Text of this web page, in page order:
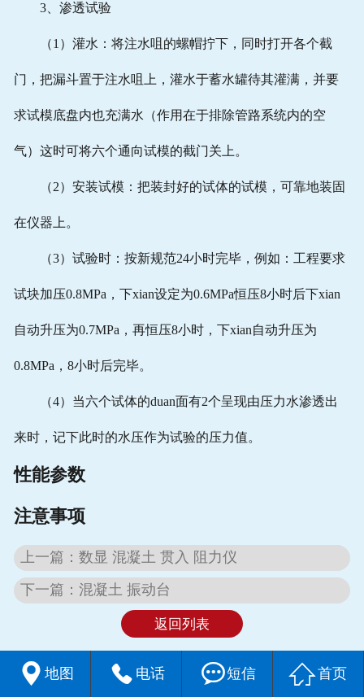
3、渗透试验
（1）灌水：将注水咀的螺帽拧下，同时打开各个截
门，把漏斗置于注水咀上，灌水于蓄水罐待其灌满，并要
求试模底盘内也充满水（作用在于排除管路系统内的空
气）这时可将六个通向试模的截门关上。
（2）安装试模：把装封好的试体的试模，可靠地装固
在仪器上。
（3）试验时：按新规范24小时完毕，例如：工程要求
试块加压0.8MPa，下xian设定为0.6MPa恒压8小时后下xian
自动升压为0.7MPa，再恒压8小时，下xian自动升压为
0.8MPa，8小时后完毕。
（4）当六个试体的duan面有2个呈现由压力水渗透出
来时，记下此时的水压作为试验的压力值。
性能参数
注意事项
上一篇：数显 混凝土 贯入 阻力仪
下一篇：混凝土 振动台
返回列表
 地图  电话 短信 首页